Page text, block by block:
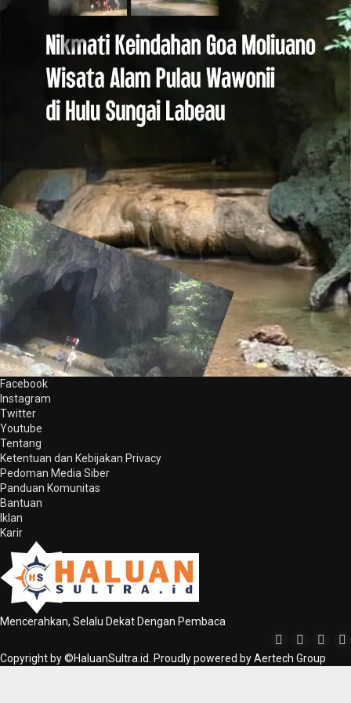
Facebook
Instagram
Twitter
Youtube
Tentang
Ketentuan dan Kebijakan Privacy
Pedoman Media Siber
Panduan Komunitas
Bantuan
Iklan
Karir
Mencerahkan, Selalu Dekat Dengan Pembaca
Copyright by ©HaluanSultra.id. Proudly powered by Aertech Group